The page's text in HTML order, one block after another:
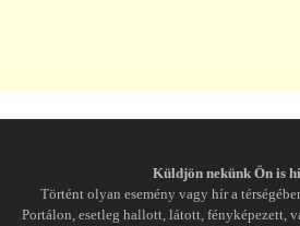
Küldjön nekünk Ön is
Történt olyan esemény vagy hír a
Portálon, esetleg hallott, látott, fényképezett,